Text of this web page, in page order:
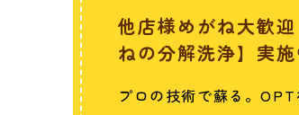
他店様めがね大歓
ねの分解洗浄】実施
プロの技術で蘇る。